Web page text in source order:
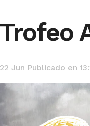
Trofeo
22 Jun Publicado en